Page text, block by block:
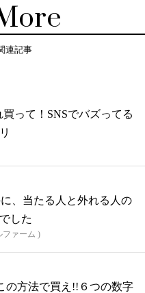
連記事
買って！SNSでバズってる
、当たる人と外れる人の
した
ファーム )
の方法で買え!!６つの数字